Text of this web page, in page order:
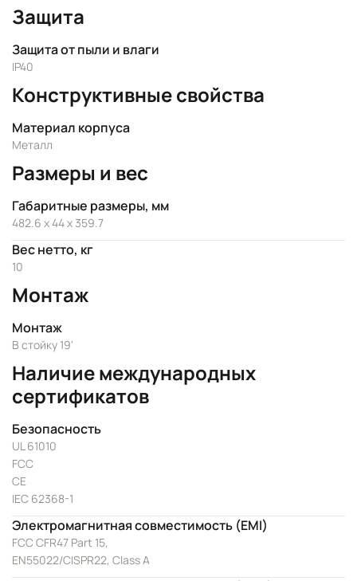
Защита
Защита от пыли и влаги
IP40
Конструктивные свойства
Материал корпуса
Металл
Размеры и вес
Габаритные размеры, мм
482.6 x 44 x 359.7
Вес нетто, кг
10
Монтаж
Монтаж
В стойку 19'
Наличие международных
сертификатов
Безопасность
UL 61010
FCC
CE
IEC 62368-1
Электромагнитная совместимость (EMI)
FCC CFR47 Part 15,
EN55022/CISPR22, Class A